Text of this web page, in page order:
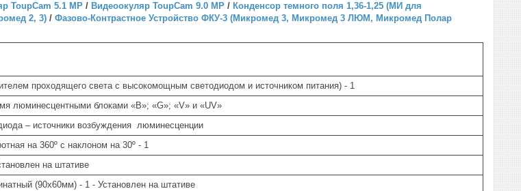
ToupCam 5.1 MP / Видеоокуляр ToupCam 9.0 MP / Конденсор темного поля 1,36-1,25 (МИ для
2, 3) / Фазово-Контрастное Устройство ФКУ-3 (Микромед 3, Микромед 3 ЛЮМ, Микромед Полар
проходящего света с высокомощным светодиодом и источником питания) - 1
люминесцентными блоками «В»; «G»; «V» и «UV»
– источники возбуждения люминесценции
на 360º с наклоном на 30º - 1
на штативе
(90х60мм) - 1 - Установлен на штативе